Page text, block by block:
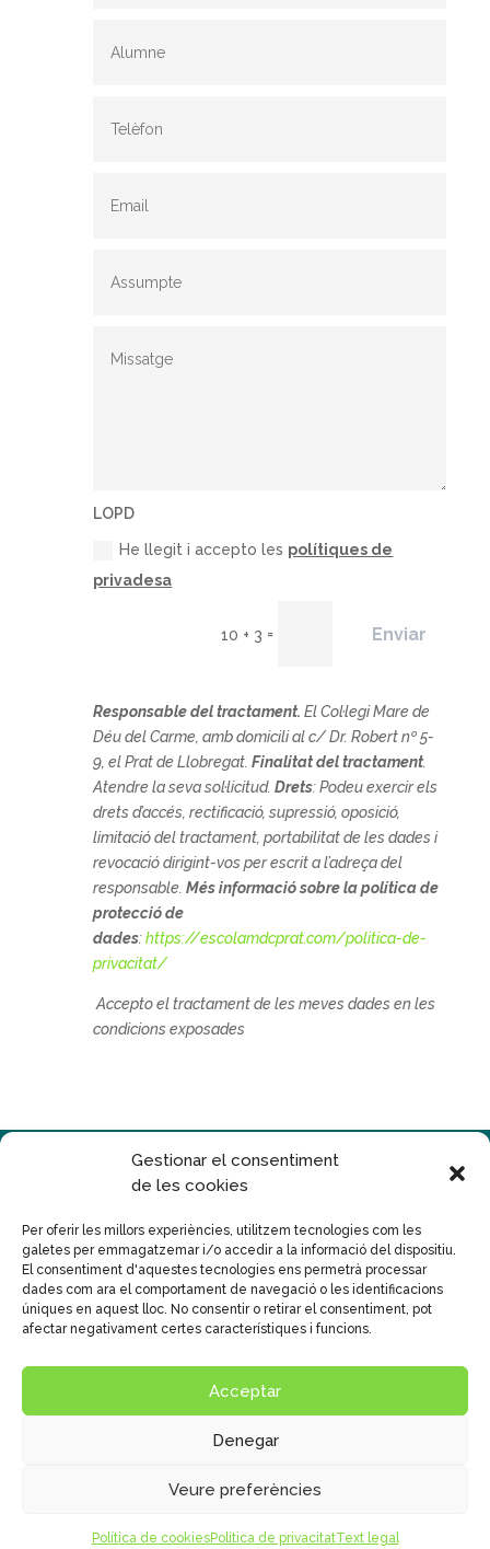
Gestionar el consentiment
de les cookies
Per oferir les millors experiències, utilitzem tecnologies com les
galetes per emmagatzemar i/o accedir a la informació del dispositiu.
El consentiment d'aquestes tecnologies ens permetrà processar
dades com ara el comportament de navegació o les identificacions
úniques en aquest lloc. No consentir o retirar el consentiment, pot
afectar negativament certes característiques i funcions.
Acceptar
Denegar
Veure preferències
Política de cookiesPolítica de privacitatText legal
LOPD
He llegit i accepto les polítiques de
privadesa
10 + 3 = Enviar
Responsable del tractament.ElCol·legi Mare de
Déu del Carme, amb domicili al c/ Dr. Robert nº 5-
9, el Prat de Llobregat.Finalitat del tractament.
Atendre la seva sol·licitud.Drets: Podeu exercir els
drets d’accés, rectificació, supressió, oposició,
limitació del tractament, portabilitat de les dades i
revocació dirigint-vos per escrit a l’adreça del
responsable.Més informació sobre la política de
protecció de
dades:https://escolamdcprat.com/politica-de-
privacitat/
Accepto el tractament de les meves dades en les
condicions exposades
DissenyPublicidad Tecna, S.L.
© Col•legi Mare de Déu del Carme
Text legal|Políticas de Privacitat|Cookies
Política general SIIF
Canal de Protecció al menor